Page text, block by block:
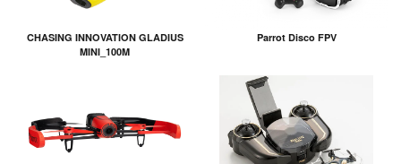
CHASING INNOVATION GLADIUS
MINI_100M
Parrot Disco FPV